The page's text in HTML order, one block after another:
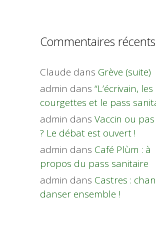
Commentaires récents
Claude dans Grève (suite)
admin dans “L’écrivain, les
courgettes et le pass
admin dans Vaccin ou
? Le débat est ouvert !
admin dans Café Plùm : à
propos du pass sanitaire
admin dans Castres :
danser ensemble !